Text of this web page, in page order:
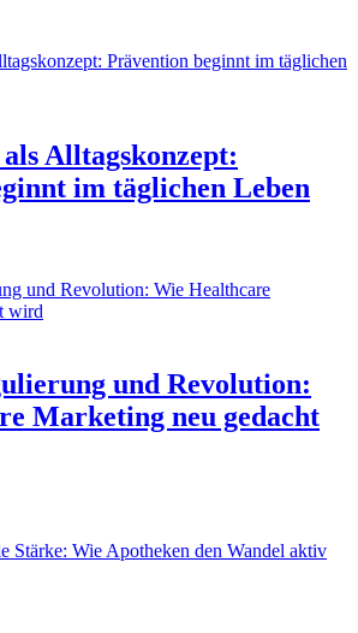
als Alltagskonzept:
im täglichen Leben
und Revolution:
Marketing neu gedacht